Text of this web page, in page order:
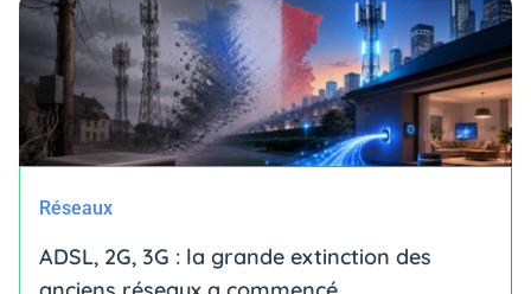
Réseaux
ADSL, 2G, 3G : la grande extinction des